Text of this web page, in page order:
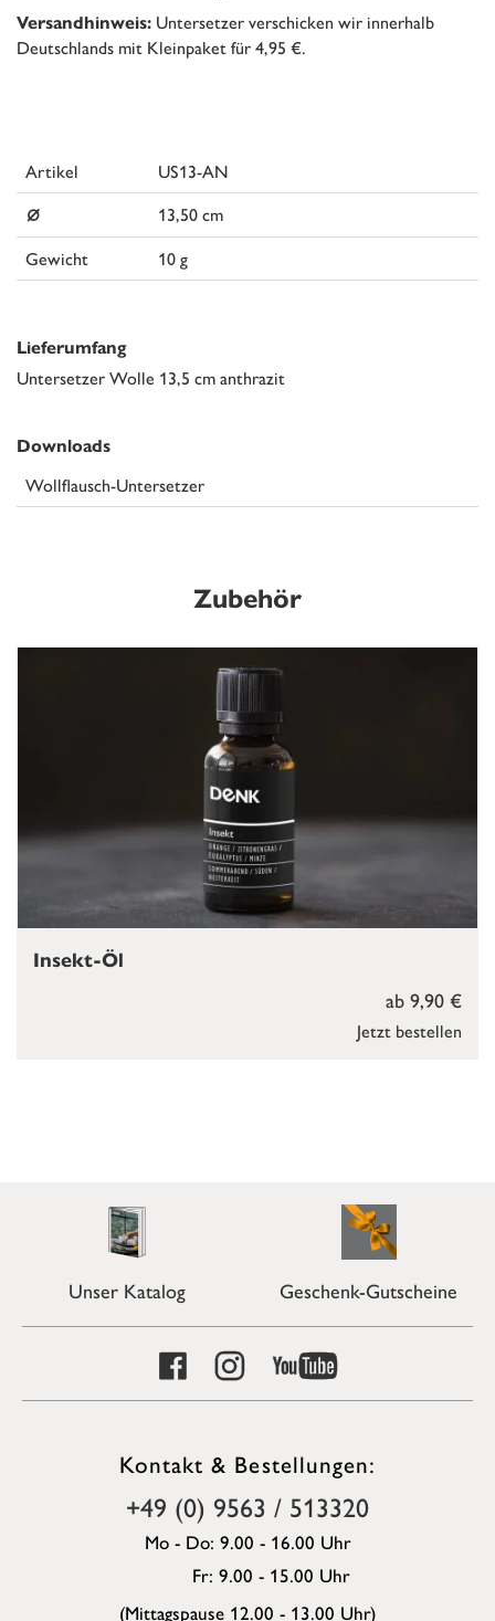
Versandhinweis: Untersetzer verschicken wir innerhalb
Deutschlands mit Kleinpaket für 4,95 €.
Artikel US13-AN
⌀
13,50 cm
Gewicht
10 g
Lieferumfang
Untersetzer Wolle 13,5 cm anthrazit
Downloads
Wollflausch-Untersetzer
Zubehör
Jetzt bestellen
ab 9,90 €
Insekt-Öl
Unser Katalog Geschenk-Gutscheine
Kontakt & Bestellungen:
+49 (0) 9563 / 513320
Mo - Do: 9.00 - 16.00 Uhr
Fr: 9.00 - 15.00 Uhr
(Mittagspause 12.00 - 13.00 Uhr)